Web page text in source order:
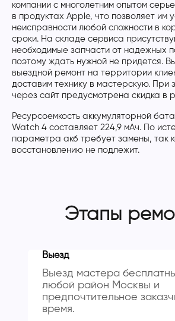
компании с многолетним опытом
в продуктах Apple, что позволяет им
неисправности любой сложности в
сроки. На складе сервиса
необходимые запчасти от надежных
поэтому ждать нужной не придется.
выездной ремонт на территории
доставим технику в мастерскую. При
через сайт предусмотрена скидка в
Ресурсоемкость аккумуляторной
Watch 4 составляет 224,9 мАч. По
параметра акб требует замены, так
восстановлению не подлежит.
Этапы
Выезд
Выезд мастера
любой район Москвы и
предпочтительное
время.